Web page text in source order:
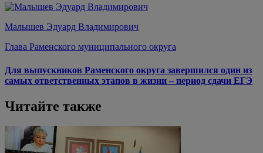
Малышев Эдуард Владимирович
Глава Раменского муниципального округа
Для выпускников Раменского округа завершился один из
самых ответственных этапов в жизни – период сдачи ЕГЭ
Читайте также